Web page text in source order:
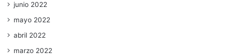
junio 2022
mayo 2022
abril 2022
marzo 2022